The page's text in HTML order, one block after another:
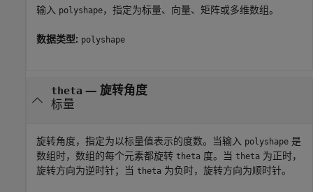
输入 polyshape，指定为标量、向量、矩阵或多维数组。
数据类型: polyshape
theta — 旋转角度
标量
旋转角度，指定为以标量值表示的度数。当输入 polyshape 是
数组时，数组的每个元素都旋转 theta 度。当 theta 为正时，
旋转方向为逆时针；当 theta 为负时，旋转方向为顺时针。